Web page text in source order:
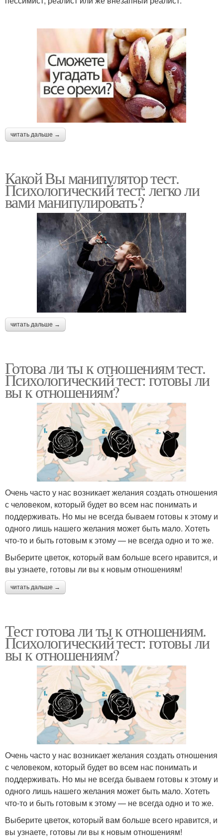
читать дальше →
Какой Вы манипулятор тест.
Психологический тест: легко ли
вами манипулировать?
читать дальше →
Готова ли ты к отношениям тест.
Психологический тест: готовы ли
вы к отношениям?
Очень часто у нас возникает желания создать отношения
с человеком, который будет во всем нас понимать и
поддерживать. Но мы не всегда бываем готовы к этому и
одного лишь нашего желания может быть мало. Хотеть
что-то и быть готовым к этому — не всегда одно и то же.
Выберите цветок, который вам больше всего нравится, и
вы узнаете, готовы ли вы к новым отношениям!
читать дальше →
Тест готова ли ты к отношениям.
Психологический тест: готовы ли
вы к отношениям?
Очень часто у нас возникает желания создать отношения
с человеком, который будет во всем нас понимать и
поддерживать. Но мы не всегда бываем готовы к этому и
одного лишь нашего желания может быть мало. Хотеть
что-то и быть готовым к этому — не всегда одно и то же.
Выберите цветок, который вам больше всего нравится, и
вы узнаете, готовы ли вы к новым отношениям!